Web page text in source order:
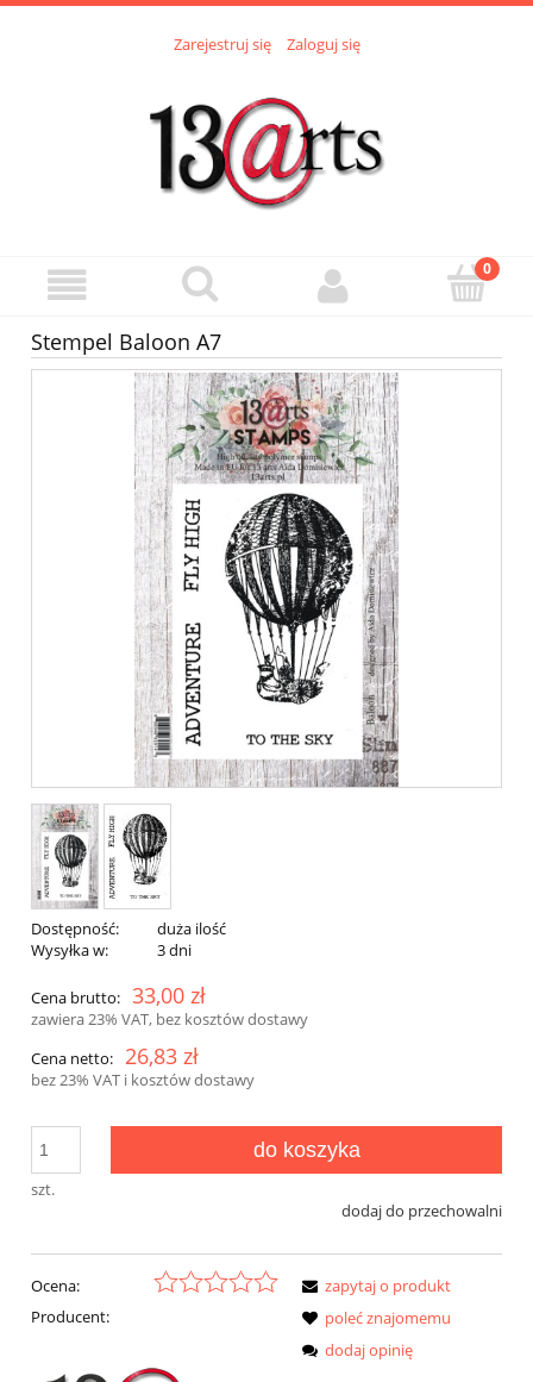
Zarejestruj się Zaloguj się
Stempel Baloon A7
Dostępność:
duża ilość
Wysyłka w:
3 dni
Cena brutto: 33,00 zł
zawiera 23% VAT, bez kosztów dostawy
Cena netto:
26,83 zł
bez 23% VAT i kosztów dostawy
szt.
do koszyka
dodaj do przechowalni
Ocena:
Producent:
zapytaj o produkt
poleć znajomemu
dodaj opinię